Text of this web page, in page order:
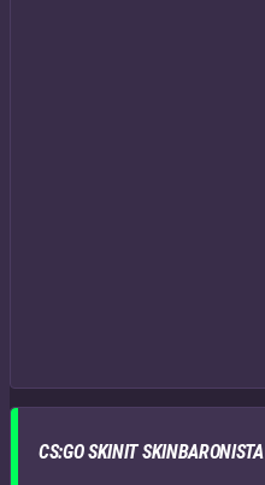
CS:GO SKINIT SKINBARONISTA